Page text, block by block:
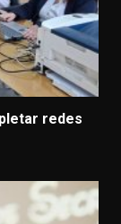
redes